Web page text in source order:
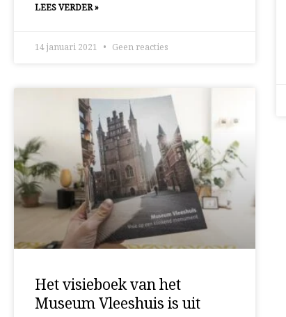
LEES VERDER »
14 januari 2021 Geen reacties
Het visieboek van het
Museum Vleeshuis is uit